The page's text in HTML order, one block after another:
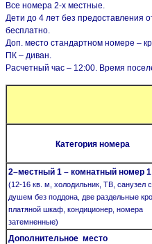
Все номера 2-х местные.
Дети до 4 лет без предоставления
бесплатно.
Доп. место стандартном номере –
ПК – диван.
Расчетный час – 12:00. Время
Категория номера
2–местный 1 – комнатный номер
(12-16 кв. м, холодильник, ТВ, санузел с
душем без поддона, две раздельные
платяной шкаф, кондиционер, номера
затемненные)
Дополнительное место